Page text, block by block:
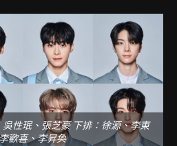
性珉、張芝豪 下排：徐源、李東
歡喜、李昇奐